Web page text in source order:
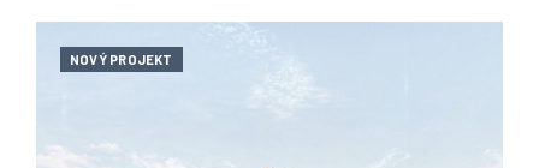
NOVÝ PROJEKT